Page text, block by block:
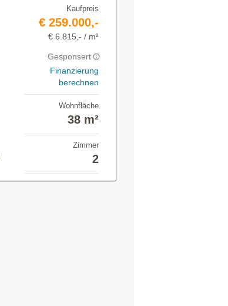
Kaufpreis
€ 259.000,-
€ 6.815,- / m²
Gesponsert
Finanzierung
berechnen
Wohnfläche
38 m²
Zimmer
2